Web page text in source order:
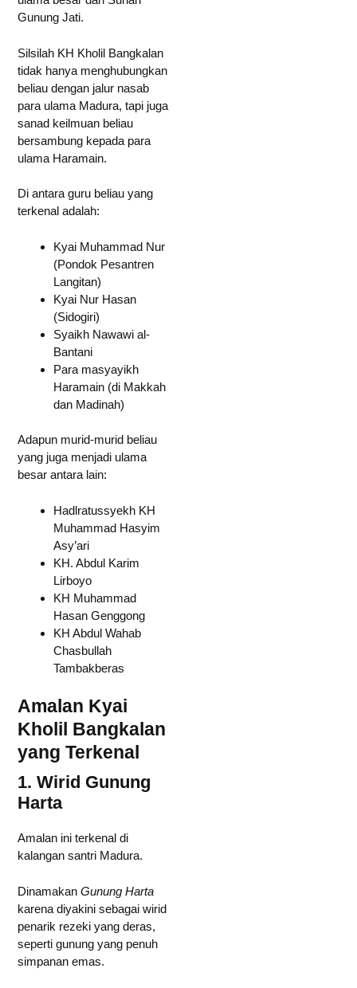
Gunung Jati.
Silsilah KH Kholil Bangkalan
tidak hanya menghubungkan
beliau dengan jalur nasab
para ulama Madura, tapi juga
sanad keilmuan beliau
bersambung kepada para
ulama Haramain.
Di antara guru beliau yang
terkenal adalah:
Kyai Muhammad Nur
(Pondok Pesantren
Langitan)
Kyai Nur Hasan
(Sidogiri)
Syaikh Nawawi al-
Bantani
Para masyayikh
Haramain (di Makkah
dan Madinah)
Adapun murid-murid beliau
yang juga menjadi ulama
besar antara lain:
Hadlratussyekh KH
Muhammad Hasyim
Asy’ari
KH. Abdul Karim
Lirboyo
KH Muhammad
Hasan Genggong
KH Abdul Wahab
Chasbullah
Tambakberas
Amalan Kyai
Kholil Bangkalan
yang Terkenal
1. Wirid Gunung
Harta
Amalan ini terkenal di
kalangan santri Madura.
Dinamakan Gunung Harta
karena diyakini sebagai wirid
penarik rezeki yang deras,
seperti gunung yang penuh
simpanan emas.